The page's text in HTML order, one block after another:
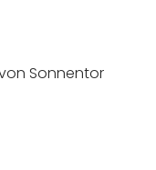
Sonnentor